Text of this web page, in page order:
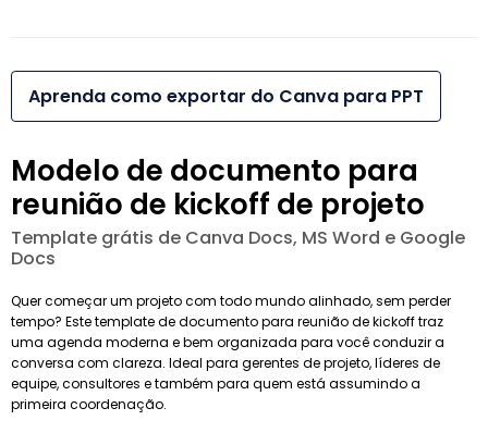
Aprenda como exportar do Canva para PPT
Modelo de documento para
reunião de kickoff de projeto
Template grátis de Canva Docs, MS Word e Google
Docs
Quer começar um projeto com todo mundo alinhado, sem perder
tempo? Este template de documento para reunião de kickoff traz
uma agenda moderna e bem organizada para você conduzir a
conversa com clareza. Ideal para gerentes de projeto, líderes de
equipe, consultores e também para quem está assumindo a
primeira coordenação.